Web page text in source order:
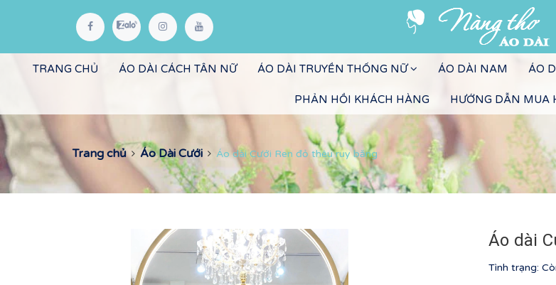
TRANG CHỦ ÁO DÀI CÁCH TÂN NỮ ÁO DÀI TRUYỀN THỐNG NỮ ÁO DÀI NAM ÁO
PHẢN HỒI KHÁCH HÀNG HƯỚNG DẪN MUA
Trang chủ Áo Dài Cưới Áo dài Cưới Ren đỏ thêu ruy băng
Áo dài
Tình trạng: